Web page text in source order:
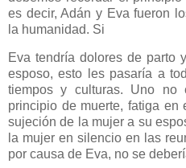
es decir, Adán y Eva fueron
la humanidad. Si
Eva tendría dolores de parto
esposo, esto les pasaría a
tiempos y culturas. Uno no
principio de muerte, fatiga
sujeción de la mujer a su
la mujer en silencio en las
por causa de Eva, no se